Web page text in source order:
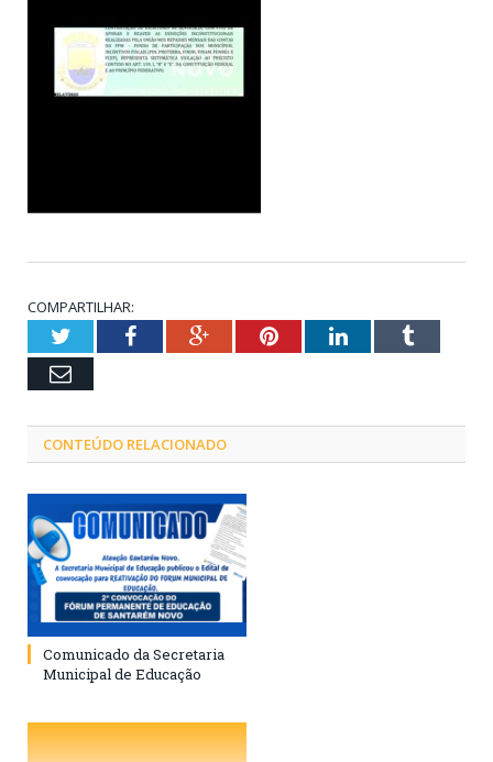
COMPARTILHAR:
TwitterFacebookGoogle+PinterestLinkedInTumblr
Email
CONTEÚDO RELACIONADO
Comunicado da Secretaria
Municipal de Educação